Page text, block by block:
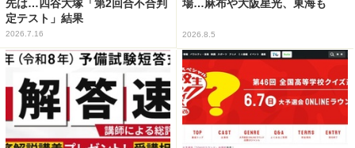
先は…四谷大塚「第2回合不合判
定テスト」結果
2026.7.16
場…麻布や大阪星光、東海も
2026.8.5